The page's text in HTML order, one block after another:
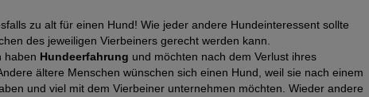
zu alt für einen Hund! Wie jeder andere Hundeinteressent sollte
des jeweiligen Vierbeiners gerecht werden kann.
haben Hundeerfahrung und möchten nach dem Verlust ihres
ältere Menschen wünschen sich einen Hund, weil sie nach einem
und viel mit dem Vierbeiner unternehmen möchten. Wieder andere